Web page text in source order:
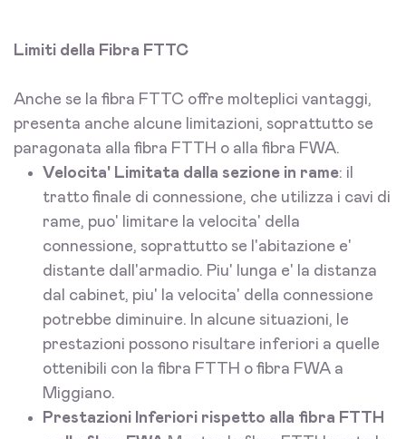
Limiti della Fibra FTTC
Anche se la fibra FTTC offre molteplici vantaggi,
presenta anche alcune limitazioni, soprattutto se
paragonata alla fibra FTTH o alla fibra FWA.
Velocita' Limitata dalla sezione in rame: il
tratto finale di connessione, che utilizza i cavi di
rame, puo' limitare la velocita' della
connessione, soprattutto se l'abitazione e'
distante dall'armadio. Piu' lunga e' la distanza
dal cabinet, piu' la velocita' della connessione
potrebbe diminuire. In alcune situazioni, le
prestazioni possono risultare inferiori a quelle
ottenibili con la fibra FTTH o fibra FWA a
Miggiano.
Prestazioni Inferiori rispetto alla fibra FTTH